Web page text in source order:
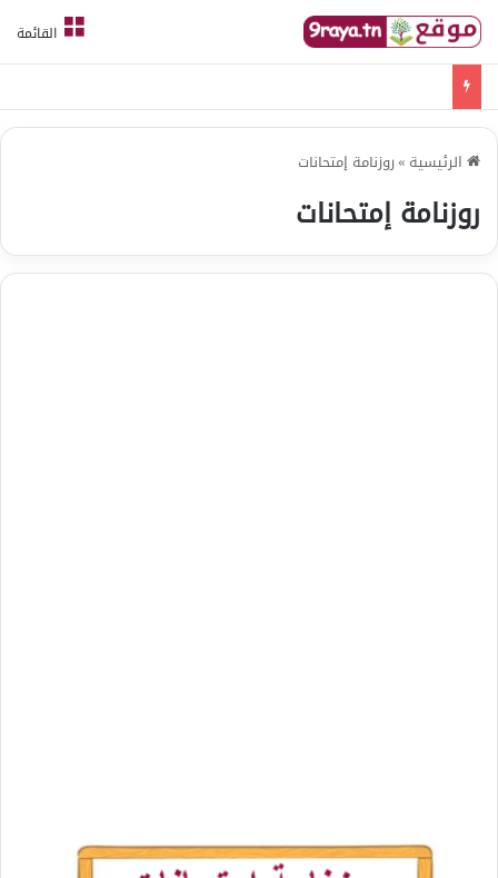
القائمة
الرئيسية »روزنامة إمتحانات
روزنامة إمتحانات